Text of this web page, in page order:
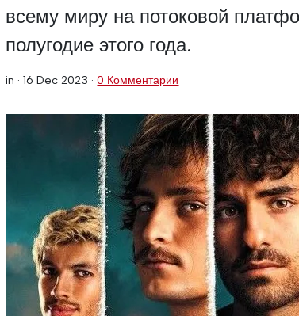
всему миру на потоковой
полугодие этого года.
in ·16 Dec 2023 ·0 Комментарии